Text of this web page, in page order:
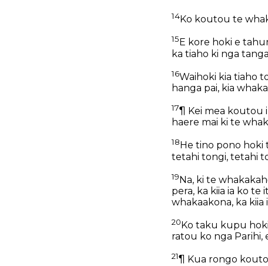
14Ko koutou te
15 E kore hoki e
ka tiaho ki nga
16Waihoki kia tiaho
hanga pai, kia
17¶ Kei mea koutou
haere mai ki te
18 He tino pono hoki
tetahi tongi, tetahi
19Na, ki te
pera, ka kiia ia ko
whakaakona, ka
20 Ko taku kupu
ratou ko nga Parihi,
21¶ Kua rongo